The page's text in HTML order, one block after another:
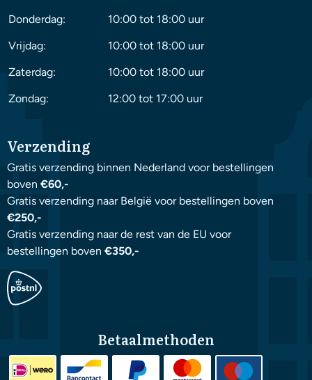
Donderdag:
10:00 tot 18:00 uur
Vrijdag:
10:00 tot 18:00 uur
Zaterdag:
10:00 tot 18:00 uur
Zondag:
12:00 tot 17:00 uur
Verzending
Gratis verzending binnen Nederland voor bestellingen
boven €60,-
Gratis verzending naar België voor bestellingen boven
€250,-
Gratis verzending naar de rest van de EU voor
bestellingen boven €350,-
Betaalmethoden